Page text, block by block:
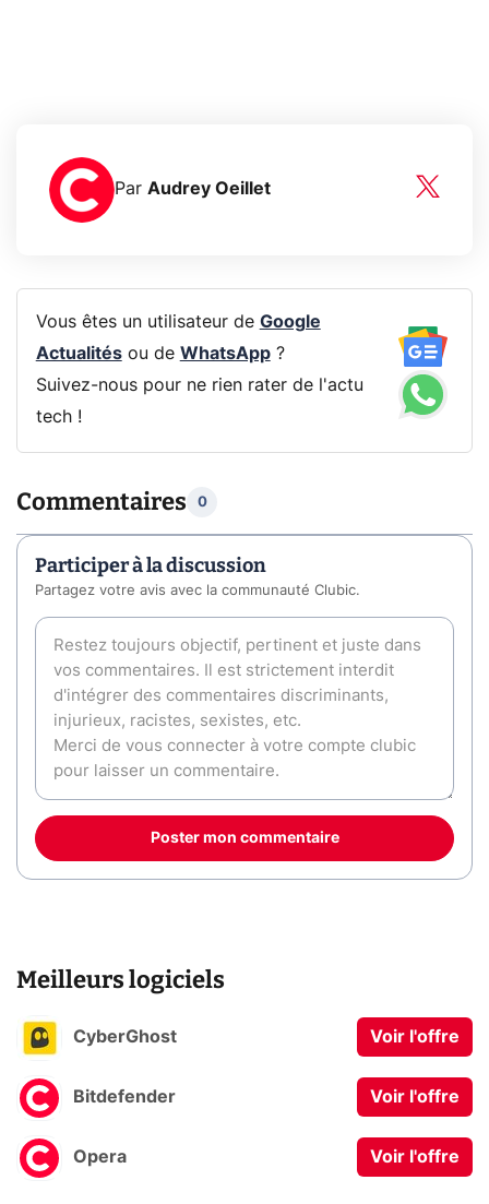
Par Audrey Oeillet
Vous êtes un utilisateur de Google
Actualitésou de WhatsApp?
Suivez-nous pour ne rien rater de l'actu
tech !
Commentaires 0
Participer à la discussion
Partagez votre avis avec la communauté Clubic.
Poster mon commentaire
Meilleurs logiciels
CyberGhost Voir l'offre
Bitdefender Voir l'offre
Opera Voir l'offre